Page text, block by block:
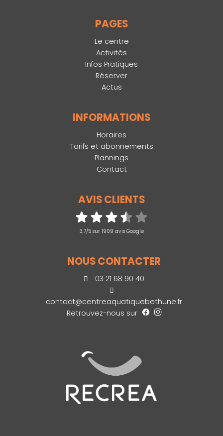
PAGES
Le centre
Activités
Infos Pratiques
Réserver
Actus
INFORMATIONS
Horaires
Tarifs et abonnements
Plannings
Contact
AVIS CLIENTS
3.7/5 sur 1909 avis Google
NOUS CONTACTER
03 21 68 90 40
contact@centreaquatiquebethune.fr
Retrouvez-nous sur